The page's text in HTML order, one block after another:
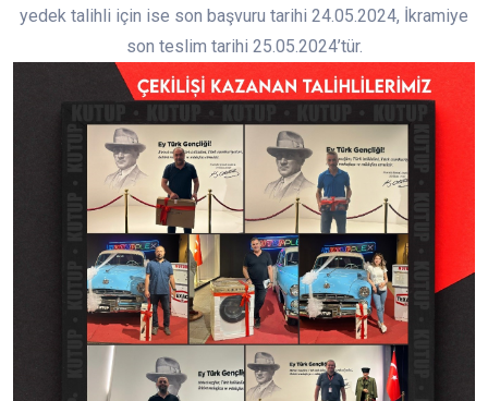
yedek talihli için ise son başvuru tarihi 24.05.2024, İkramiye
son teslim tarihi 25.05.2024’tür.